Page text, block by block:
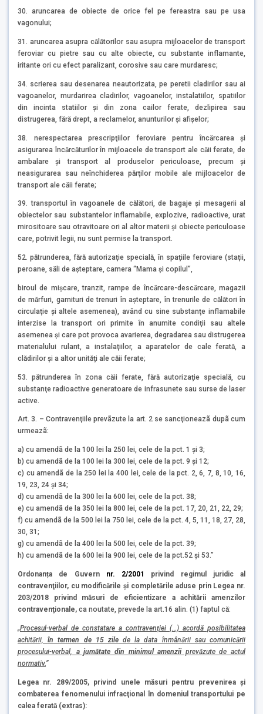
30. aruncarea de obiecte de orice fel pe fereastra sau pe usa
vagonului;
31. aruncarea asupra călătorilor sau asupra mijloacelor de transport
feroviar cu pietre sau cu alte obiecte, cu substante inflamante,
iritante ori cu efect paralizant, corosive sau care murdaresc;
34. scrierea sau desenarea neautorizata, pe peretii cladirilor sau ai
vagoanelor, murdarirea cladirilor, vagoanelor, instalatiilor, spatiilor
din incinta statiilor şi din zona cailor ferate, dezlipirea sau
distrugerea, fără drept, a reclamelor, anunturilor şi afişelor;
38. nerespectarea prescripţiilor feroviare pentru încărcarea şi
asigurarea încărcăturilor în mijloacele de transport ale căii ferate, de
ambalare şi transport al produselor periculoase, precum şi
neasigurarea sau neînchiderea părţilor mobile ale mijloacelor de
transport ale căii ferate;
39. transportul în vagoanele de călători, de bagaje şi mesagerii al
obiectelor sau substantelor inflamabile, explozive, radioactive, urat
mirositoare sau otravitoare ori al altor materii şi obiecte periculoase
care, potrivit legii, nu sunt permise la transport.
52. pătrunderea, fără autorizaţie specială, în spaţiile feroviare (staţii,
peroane, săli de aşteptare, camera “Mama şi copilul”,
biroul de mişcare, tranzit, rampe de încărcare-descărcare, magazii
de mărfuri, garnituri de trenuri în aşteptare, în trenurile de călători în
circulaţie şi altele asemenea), având cu sine substanţe inflamabile
interzise la transport ori primite în anumite condiţii sau altele
asemenea şi care pot provoca avarierea, degradarea sau distrugerea
materialului rulant, a instalaţiilor, a aparatelor de cale ferată, a
clădirilor şi a altor unităţi ale căii ferate;
53. pătrunderea în zona căii ferate, fără autorizaţie specială, cu
substanţe radioactive generatoare de infrasunete sau surse de laser
active.
Art. 3. – Contravenţiile prevãzute la art. 2 se sancţioneazã dupã cum
urmeazã:
a) cu amendã de la 100 lei la 250 lei, cele de la pct. 1 şi 3;
b) cu amendã de la 100 lei la 300 lei, cele de la pct. 9 şi 12;
c) cu amendã de la 250 lei la 400 lei, cele de la pct. 2, 6, 7, 8, 10, 16,
19, 23, 24 şi 34;
d) cu amendã de la 300 lei la 600 lei, cele de la pct. 38;
e) cu amendã de la 350 lei la 800 lei, cele de la pct. 17, 20, 21, 22, 29;
f) cu amendã de la 500 lei la 750 lei, cele de la pct. 4, 5, 11, 18, 27, 28,
30, 31;
g) cu amendã de la 400 lei la 500 lei, cele de la pct. 39;
h) cu amendã de la 600 lei la 900 lei, cele de la pct.52 şi 53.”
Ordonanța de Guvern nr. 2/2001
privind regimul juridic al
contravenţiilor, cu modificările şi completările aduse prin Legea nr.
203/2018 privind măsuri de eficientizare a achitării amenzilor
contravenţionale, ca noutate, prevede la art.16 alin. (1) faptul că:
„Procesul-verbal de constatare a contravenţiei (…) acordă posibilitatea
achitării,în termen de 15 zilede la data înmânării sau comunicării
procesului-verbal, a jumătate din minimul amenziiprevăzute de actul
normativ.”
Legea nr. 289/2005, privind unele măsuri pentru prevenirea şi
combaterea fenomenului infracţional în domeniul transportului pe
calea ferată (extras):